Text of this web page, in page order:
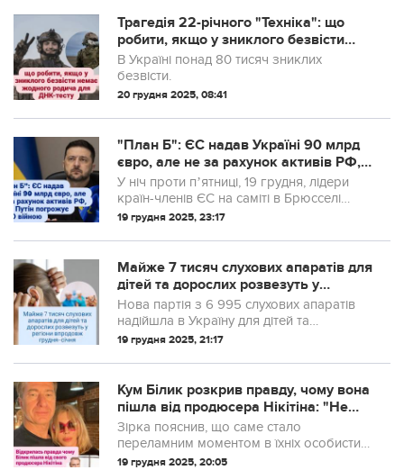
Трагедія 22-річного "Техніка": що
робити, якщо у зниклого безвісти
немає жодного родича для ДНК-т...
В Україні понад 80 тисяч зниклих
безвісти.
20 грудня 2025, 08:41
"План Б": ЄС надав Україні 90 млрд
євро, але не за рахунок активів РФ,
поки Путін погрожує НАТО в...
У ніч проти пʼятниці, 19 грудня, лідери
країн-членів ЄС на саміті в Брюсселі
схвалили рішення надати Україні 90
19 грудня 2025, 23:17
Майже 7 тисяч слухових апаратів для
дітей та дорослих розвезуть у
регіони впродовж грудня–січня
Нова партія з 6 995 слухових апаратів
надійшла в Україну для дітей та
дорослих. Обладнання готується до
протягом грудня-січня.
19 грудня 2025, 21:17
Кум Білик розкрив правду, чому вона
пішла від продюсера Нікітіна: "Не
змогла це пережити"
Зірка пояснив, що саме стало
переламним моментом в їхніх особистих
і творчих стосунках.
19 грудня 2025, 20:05